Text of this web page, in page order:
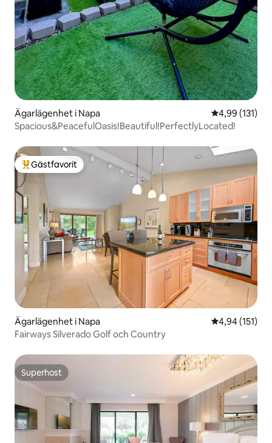
Ägarlägenhet i Napa 4,99 av 5 i
4,99 (131)
Spacious&PeacefulOasis!Beautiful!PerfectlyLocated!
Populär gästfavorit
Gästfavorit
Ägarlägenhet i Napa 4,94 av 5 i
4,94 (151)
Fairways Silverado Golf och Country
Superhost
Superhost